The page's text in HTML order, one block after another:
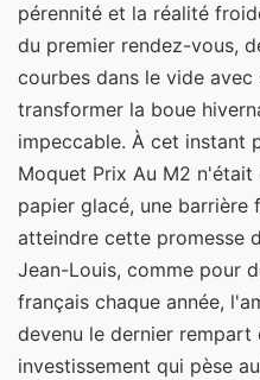
pérennité et la réalité
du premier rendez-vous,
courbes dans le vide
transformer la boue
impeccable. À cet instant
Moquet Prix Au M2
papier glacé, une barrière
atteindre cette promesse
Jean-Louis, comme pour
français chaque année,
devenu le dernier
investissement qui pèse